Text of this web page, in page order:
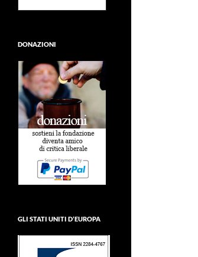
DONAZIONI
GLI STATI UNITI D’EUROPA